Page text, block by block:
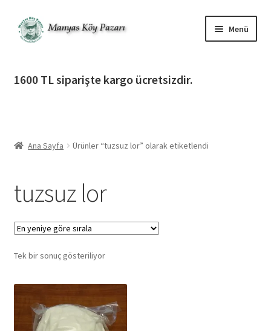
Dolaşıma
geç
İçeriğe
geç
Menü
İletişim
1600 TL siparişte kargo ücretsizdir.
Ana Sayfa Ürünler “tuzsuz lor” olarak etiketlendi
tuzsuz lor
Tek bir sonuç gösteriliyor